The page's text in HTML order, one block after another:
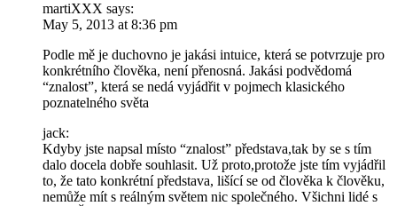
martiXXX says:
May 5, 2013 at 8:36 pm
Podle mě je duchovno je jakási intuice, která se potvrzuje pro
konkrétního člověka, není přenosná. Jakási podvědomá
“znalost”, která se nedá vyjádřit v pojmech klasického
poznatelného světa
jack:
Kdyby jste napsal místo “znalost” představa,tak by se s tím
dalo docela dobře souhlasit. Už proto,protože jste tím vyjádřil
to, že tato konkrétní představa, lišící se od člověka k člověku,
nemůže mít s reálným světem nic společného. Všichni lidé s